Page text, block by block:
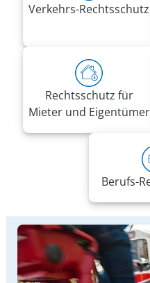
Verkehrs-Rechtsschutz
Rechtsschutz für
Mieter und Eigentümer
Berufs-